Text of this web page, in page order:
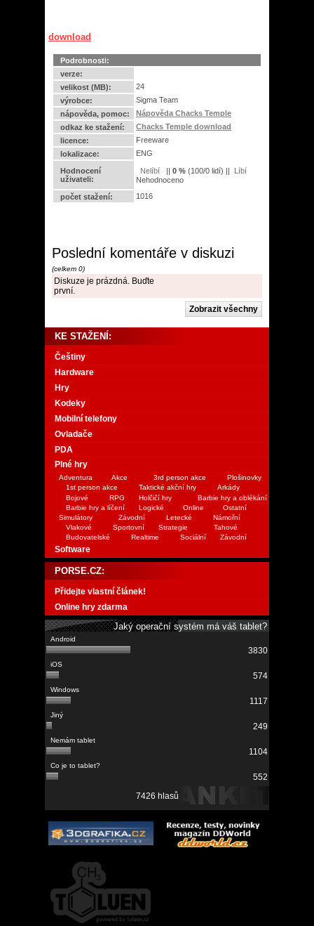
download
Podrobnosti:
verze:
velikost (MB):
24
výrobce:
Sigma Team
nápověda, pomoc:
Nápověda Chacks Temple
odkaz ke stažení:
Chacks Temple download
licence:
Freeware
lokalizace:
ENG
Hodnocení
uživateli:
|| 0 % (100/0 lidí) ||
Nehodnoceno
počet stažení:
1016
Poslední komentáře v diskuzi
(celkem 0)
Diskuze je prázdná. Buďte
první.
KE STAŽENÍ:
Češtiny
Hardware
Hry
Kodeky
Mobilní telefony
Ovladače
PDA
Plné hry
Adventura Akce 3rd person akce
Plošinovky
1st person akce
Taktické akční hry
Arkády
Bojové
RPG Holčičí hry
Barbie hry a oblékání
Barbie hry a líčení
Logické Online
Ostatní
Simulátory
Závodní Letecké
Námořní
Vlakové
Sportovní Strategie
Tahové
Budovatelské
Realtime Sociální Závodní
Software
PORSE.CZ:
Přidejte vlastní článek!
Online hry zdarma
Jaký operační systém má váš tablet?
3830
574
1117
249
1104
552
7426 hlasů